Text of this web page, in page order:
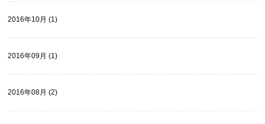
2016年10月 (1)
2016年09月 (1)
2016年08月 (2)